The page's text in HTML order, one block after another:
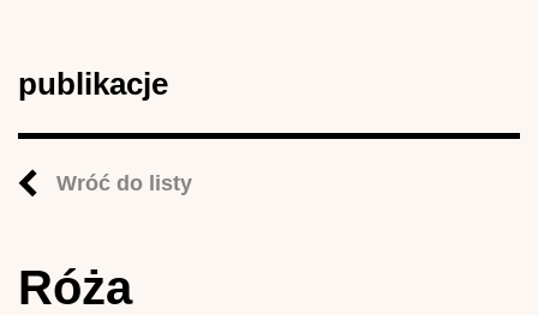
publikacje
Wróć do listy
Róża